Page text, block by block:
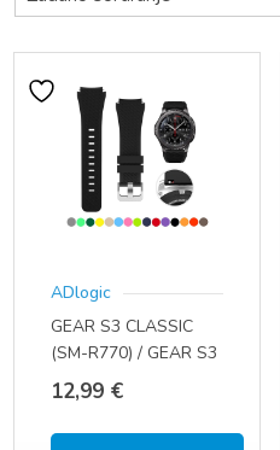
ADlogic
GEAR S3 CLASSIC
(SM-R770) / GEAR S3
FRONTIER (SM-R760)
(22 MM)
12,99 €